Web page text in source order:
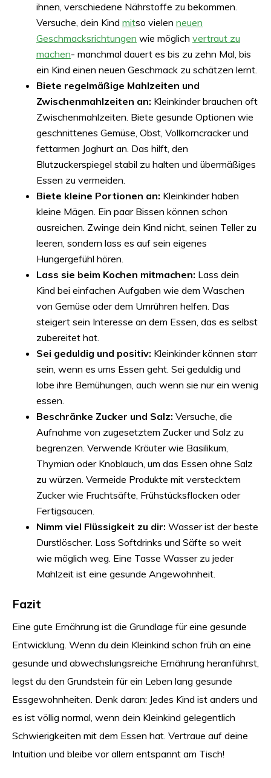
ihnen, verschiedene Nährstoffe zu bekommen.
Versuche, dein Kind mitso vielen neuen
Geschmacksrichtungen wie möglich vertraut zu
machen- manchmal dauert es bis zu zehn Mal, bis
ein Kind einen neuen Geschmack zu schätzen lernt.
Biete regelmäßige Mahlzeiten und
Zwischenmahlzeiten an: Kleinkinder brauchen oft
Zwischenmahlzeiten. Biete gesunde Optionen wie
geschnittenes Gemüse, Obst, Vollkorncracker und
fettarmen Joghurt an. Das hilft, den
Blutzuckerspiegel stabil zu halten und übermäßiges
Essen zu vermeiden.
Biete kleine Portionen an: Kleinkinder haben
kleine Mägen. Ein paar Bissen können schon
ausreichen. Zwinge dein Kind nicht, seinen Teller zu
leeren, sondern lass es auf sein eigenes
Hungergefühl hören.
Lass sie beim Kochen mitmachen: Lass dein
Kind bei einfachen Aufgaben wie dem Waschen
von Gemüse oder dem Umrühren helfen. Das
steigert sein Interesse an dem Essen, das es selbst
zubereitet hat.
Sei geduldig und positiv: Kleinkinder können starr
sein, wenn es ums Essen geht. Sei geduldig und
lobe ihre Bemühungen, auch wenn sie nur ein wenig
essen.
Beschränke Zucker und Salz: Versuche, die
Aufnahme von zugesetztem Zucker und Salz zu
begrenzen. Verwende Kräuter wie Basilikum,
Thymian oder Knoblauch, um das Essen ohne Salz
zu würzen. Vermeide Produkte mit verstecktem
Zucker wie Fruchtsäfte, Frühstücksflocken oder
Fertigsaucen.
Nimm viel Flüssigkeit zu dir: Wasser ist der beste
Durstlöscher. Lass Softdrinks und Säfte so weit
wie möglich weg. Eine Tasse Wasser zu jeder
Mahlzeit ist eine gesunde Angewohnheit.
Fazit
Eine gute Ernährung ist die Grundlage für eine gesunde
Entwicklung. Wenn du dein Kleinkind schon früh an eine
gesunde und abwechslungsreiche Ernährung heranführst,
legst du den Grundstein für ein Leben lang gesunde
Essgewohnheiten. Denk daran: Jedes Kind ist anders und
es ist völlig normal, wenn dein Kleinkind gelegentlich
Schwierigkeiten mit dem Essen hat. Vertraue auf deine
Intuition und bleibe vor allem entspannt am Tisch!